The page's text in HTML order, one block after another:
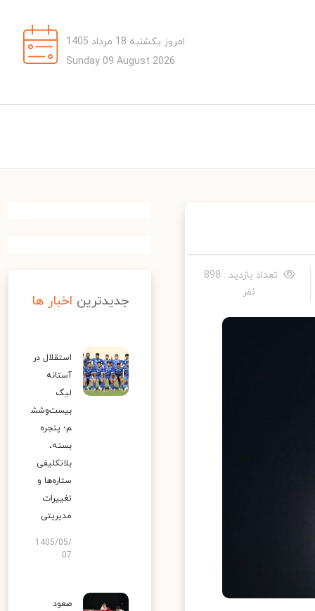
امروز یکشنبه 18 مرداد 1405
Sunday 09 August 2026
تعداد بازدید : 898
نفر
جدیدترین اخبار ها
استقلال در
آستانه
لیگ
بیست‌وشش
م؛ پنجره
بسته،
بلاتکلیفی
ستاره‌ها و
تغییرات
مدیریتی
1405/05/
07
صعود